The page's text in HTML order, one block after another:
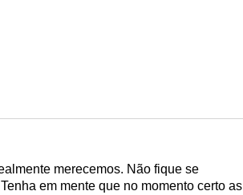
merecemos. Não fique se
em mente que no momento certo as